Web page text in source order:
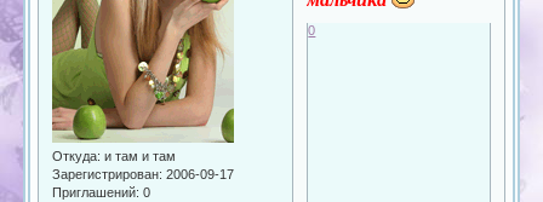
Откуда: и там и там
Зарегистрирован: 2006-09-17
Приглашений: 0
0